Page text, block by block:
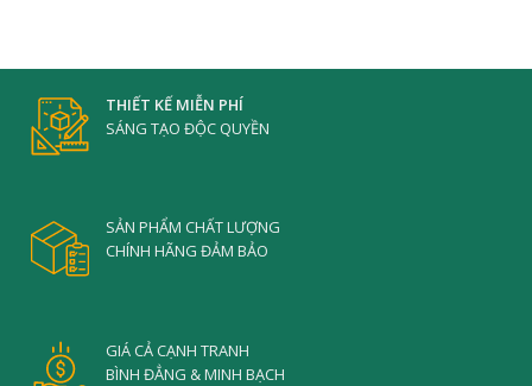
THIẾT KẾ MIỄN PHÍ
SÁNG TẠO ĐỘC QUYỀN
SẢN PHẨM CHẤT LƯỢNG
CHÍNH HÃNG ĐẢM BẢO
GIÁ CẢ CẠNH TRANH
BÌNH ĐẲNG & MINH BẠCH